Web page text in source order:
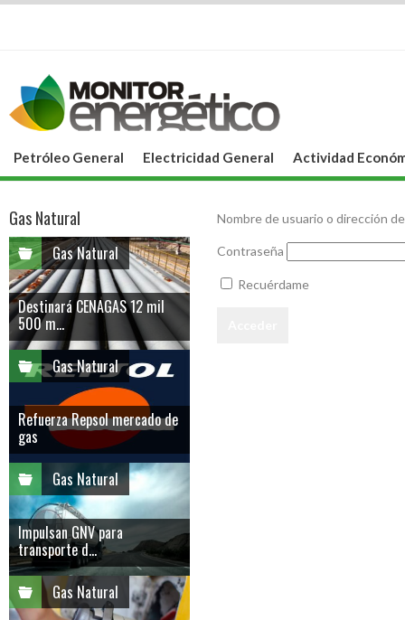
Petróleo General Electricidad General Actividad
Nombre de usuario o dirección
Contraseña
Recuérdame
Gas Natural
Gas Natural
Destinará CENAGAS 12 mil
500 m...
Gas Natural
Refuerza Repsol mercado de
gas
Gas Natural
Impulsan GNV para
transporte d...
Gas Natural